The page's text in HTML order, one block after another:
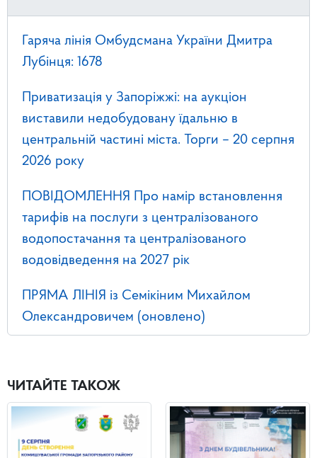
Гаряча лінія Омбудсмана України Дмитра
Лубінця: 1678
Приватизація у Запоріжжі: на аукціон
виставили недобудовану їдальню в
центральній частині міста. Торги – 20 серпня
2026 року
ПОВІДОМЛЕННЯ Про намір встановлення
тарифів на послуги з централізованого
водопостачання та централізованого
водовідведення на 2027 рік
ПРЯМА ЛІНІЯ із Семікіним Михайлом
Олександровичем (оновлено)
ЧИТАЙТЕ ТАКОЖ